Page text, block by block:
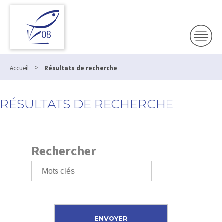
Accueil > Résultats de recherche
RÉSULTATS DE RECHERCHE
Rechercher